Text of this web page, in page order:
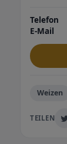
Telefon
E-Mail
Weizen
TEILEN